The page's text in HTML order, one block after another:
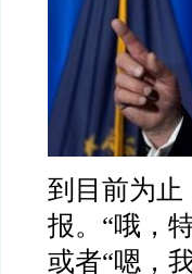
到目前为
报。 “哦，
或者“嗯，